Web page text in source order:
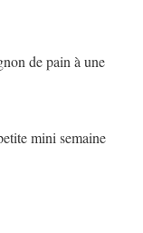
de pain à une
mini semaine